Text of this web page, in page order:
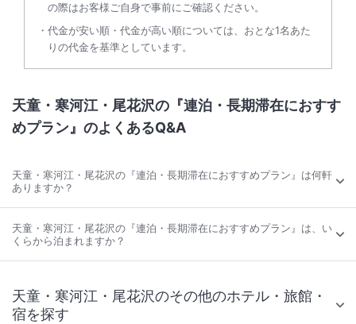
の際はお客様ご自身で事前にご確認ください。
代金が安い順・代金が高い順については、おとな1名あた
りの代金を基準としています。
天童・寒河江・尾花沢の『連泊・長期滞在におすす
めプラン』のよくあるQ&A
天童・寒河江・尾花沢の『連泊・長期滞在におすすめプラン』は何軒
ありますか？
天童・寒河江・尾花沢の『連泊・長期滞在におすすめプラン』は、い
くらから泊まれますか？
天童・寒河江・尾花沢のその他のホテル・旅館・
宿を探す